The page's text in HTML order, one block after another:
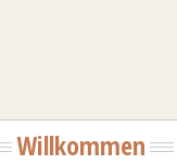
Willkommen